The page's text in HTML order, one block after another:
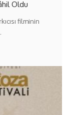
Oldu
filminin